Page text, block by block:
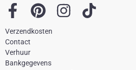
F
a
c
e
P
i
n
I
T
Verzendkosten
Contact
Verhuur
Bankgegevens